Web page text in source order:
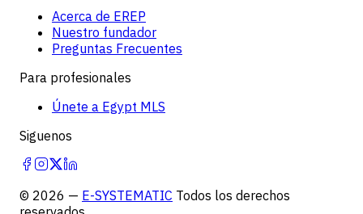
Acerca de EREP
Nuestro fundador
Preguntas Frecuentes
Para profesionales
Únete a Egypt MLS
Siguenos
© 2026 — E-SYSTEMATIC Todos los derechos